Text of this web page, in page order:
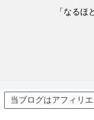
「なるほ
当ブログはアフィリ